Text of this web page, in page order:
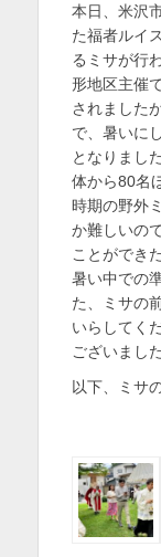
日
本日、米沢
た福者ルイ
るミサが行
形地区主催
されました
で、暑いに
となりまし
体から80名
時期の野外
か難しいの
ことができ
暑い中での
た、ミサの
いらしてく
ございました
以下、ミサ